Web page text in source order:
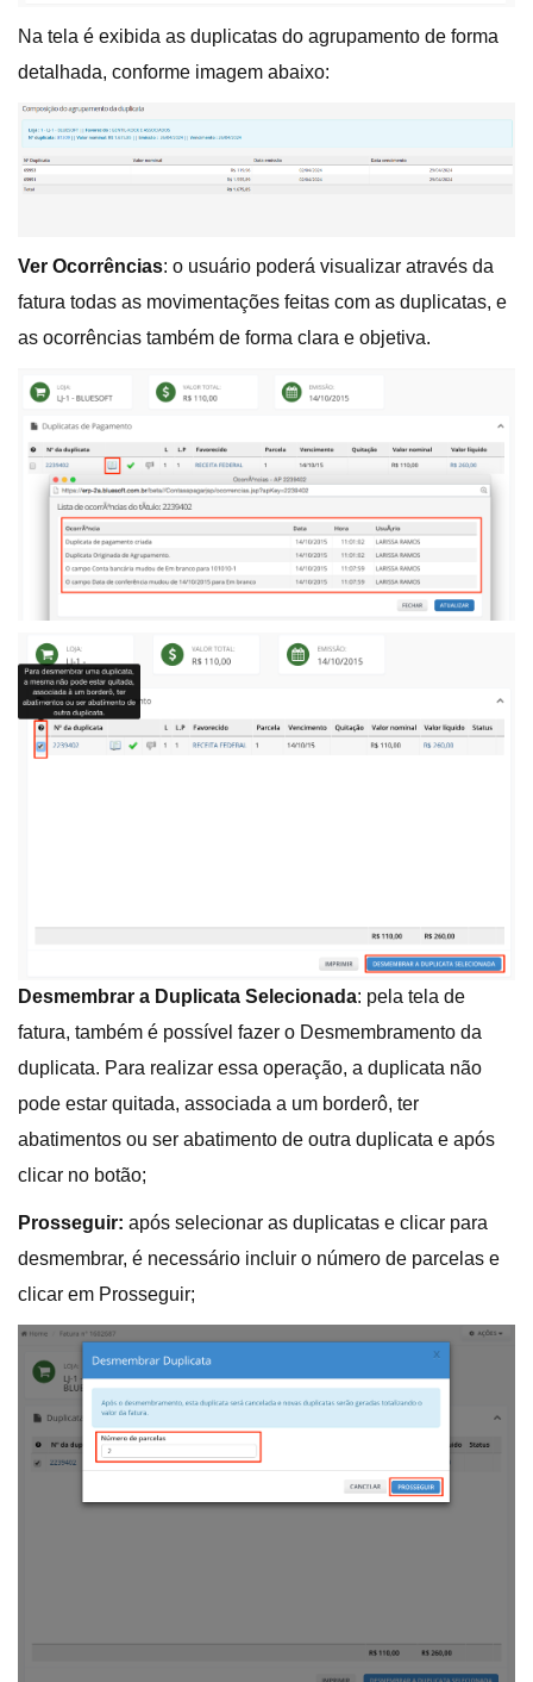
Na tela é exibida as duplicatas do agrupamento de forma
detalhada, conforme imagem abaixo:
Ver Ocorrências: o usuário poderá visualizar através da
fatura todas as movimentações feitas com as duplicatas, e
as ocorrências também de forma clara e objetiva.
Desmembrar a Duplicata Selecionada: pela tela de
fatura, também é possível fazer o Desmembramento da
duplicata. Para realizar essa operação, a duplicata não
pode estar quitada, associada a um borderô, ter
abatimentos ou ser abatimento de outra duplicata e após
clicar no botão;
Prosseguir: após selecionar as duplicatas e clicar para
desmembrar, é necessário incluir o número de parcelas e
clicar em Prosseguir;